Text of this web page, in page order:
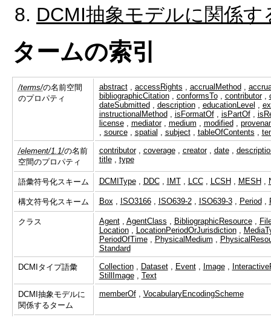
DCMI抽象モデルに関係す
タームの索引
/terms/の名前空間
のプロパティ
abstract, accessRights accrualMethod,
bibliographicCitation, conformsTo, contributor,
dateSubmitted, description, educationLevel
instructionalMethod, isFormatOf, isPartOf,
license, mediator, medium modified,
source, spatial subject, tableOfContents
/element/1.1/の名前
空間のプロパティ
contributor, coverage, creator, date,
title, type
語彙符号化スキーム DCMIType, DDC, IMT, LCC, LCSH, MESH,
構文符号化スキーム Box ISO3166, ISO639-2, ISO639-3, Period,
クラス Agent, AgentClass BibliographicResource,
Location, LocationPeriodOrJurisdiction,
PeriodOfTime, PhysicalMedium
Standard
DCMIタイプ語彙 Collection, Dataset, Event, Image,
StillImage, Text
DCMI抽象モデルに
関係するターム
memberOf, VocabularyEncodingScheme